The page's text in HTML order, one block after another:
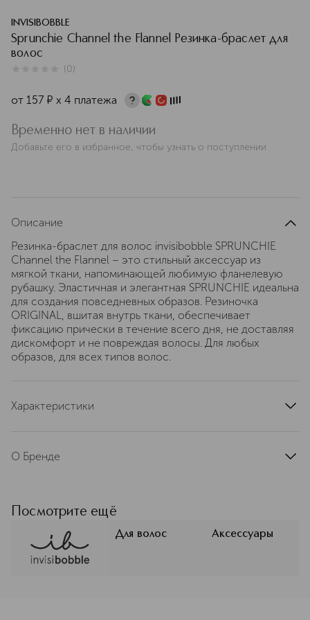
INVISIBOBBLE
Sprunchie Channel the Flannel Резинка-браслет для
волос
(0)
от 157 ¤ х 4 платежа
Временно нет в наличии
Добавьте его в избранное, чтобы узнать о поступлении
Описание
Резинка-браслет для волос invisibobble SPRUNCHIE
Channel the Flannel – это стильный аксессуар из
мягкой ткани, напоминающей любимую фланелевую
рубашку. Эластичная и элегантная SPRUNCHIE идеальна
для создания повседневных образов. Резиночка
ORIGINAL, вшитая внутрь ткани, обеспечивает
фиксацию прически в течение всего дня, не доставляя
дискомфорт и не повреждая волосы. Для любых
образов, для всех типов волос.
Характеристики
О Бренде
аксессуарах для волос. Его
основательница, Софи Треллес-
Твиди, спонтанно воспользовалась
Посмотрите ещё
Для волос Аксессуары